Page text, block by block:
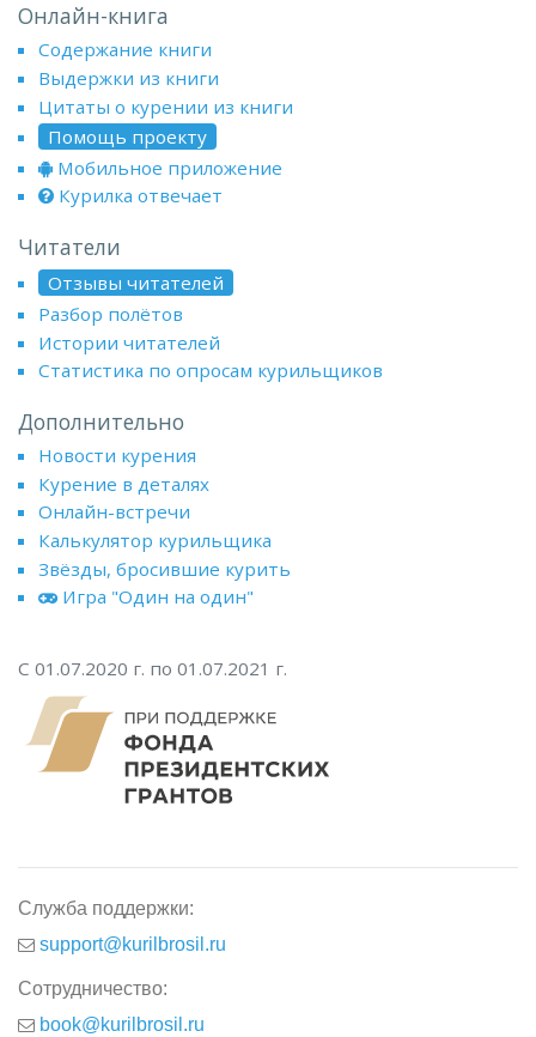
Онлайн-книга
Содержание книги
Выдержки из книги
Цитаты о курении из книги
Помощь проекту
Мобильное приложение
Курилка отвечает
Читатели
Отзывы читателей
Разбор полётов
Истории читателей
Статистика по опросам курильщиков
Дополнительно
Новости курения
Курение в деталях
Онлайн-встречи
Калькулятор курильщика
Звёзды, бросившие курить
Игра "Один на один"
С 01.07.2020 г. по 01.07.2021 г.
Служба поддержки:
support@kurilbrosil.ru
Сотрудничество:
book@kurilbrosil.ru